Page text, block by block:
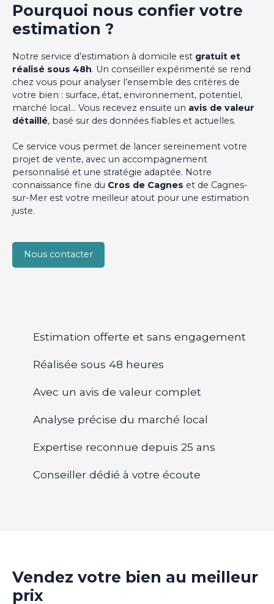
Pourquoi nous confier votre
estimation ?
Notre service d’estimation à domicile est gratuit et
réalisé sous 48h. Un conseiller expérimenté se rend
chez vous pour analyser l’ensemble des critères de
votre bien : surface, état, environnement, potentiel,
marché local… Vous recevez ensuite un avis de valeur
détaillé, basé sur des données fiables et actuelles.
Ce service vous permet de lancer sereinement votre
projet de vente, avec un accompagnement
personnalisé et une stratégie adaptée. Notre
connaissance fine du Cros de Cagnes et de Cagnes-
sur-Mer est votre meilleur atout pour une estimation
juste.
Nous contacter
Estimation offerte et sans engagement
Réalisée sous 48 heures
Avec un avis de valeur complet
Analyse précise du marché local
Expertise reconnue depuis 25 ans
Conseiller dédié à votre écoute
Vendez votre bien au meilleur
prix